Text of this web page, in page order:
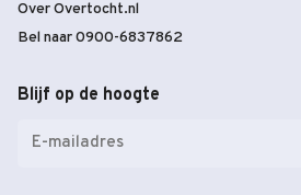
Over Overtocht.nl
Bel naar 0900-6837862
Blijf op de hoogte
mailadres